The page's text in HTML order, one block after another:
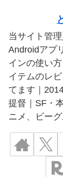
当サイト管
Androidアプ
インの使い
イテムのレ
てます｜
提督｜SF・
ニメ、ビー